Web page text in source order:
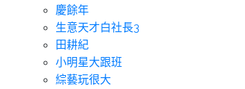
慶餘年
生意天才白社長3
田耕紀
小明星大跟班
綜藝玩很大